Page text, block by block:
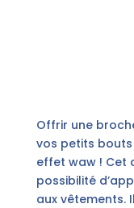
Offrir une
vos petits
effet waw ! Cet
possibilité
aux vêtements.